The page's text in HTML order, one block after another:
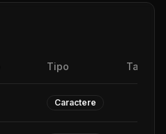
Tipo
Caractere